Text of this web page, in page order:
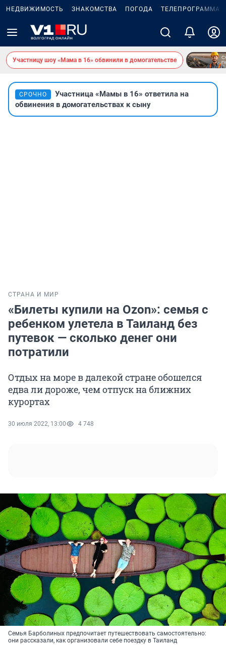
НЕДВИЖИМОСТЬ ЗНАКОМСТВА ПОГОДА ТЕЛЕПРОГРАММА
Участницу шоу «Мама в 16» обвинили в домогательстве
СРОЧНО
Участница «Мамы в 16» ответила на
обвинения в домогательствах к сыну
СТРАНА И МИР
«Билеты купили на Ozon»: семья с
ребенком улетела в Таиланд без
путевок — сколько денег они
потратили
Отдых на море в далекой стране обошелся
едва ли дороже, чем отпуск на ближних
курортах
30 июля 2022, 13:00 4 748
Семья Барболиных предпочитает путешествовать самостоятельно:
они рассказали, как организовали себе поездку в Таиланд